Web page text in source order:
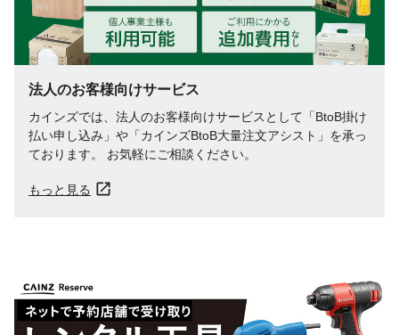
法人のお客様向けサービス
カインズでは、法人のお客様向けサービスとして「BtoB掛け
払い申し込み」や「カインズBtoB大量注文アシスト」を承っ
ております。 お気軽にご相談ください。
もっと見る